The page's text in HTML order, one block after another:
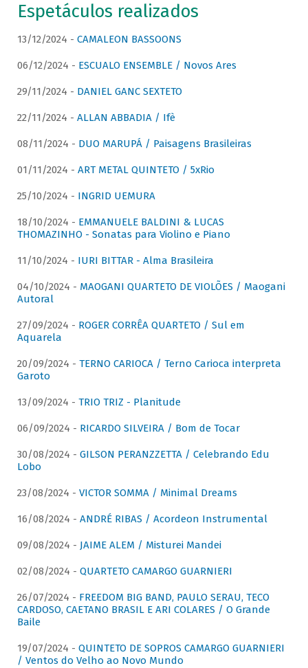
Espetáculos realizados
13/12/2024 - CAMALEON BASSOONS
06/12/2024 - ESCUALO ENSEMBLE / Novos Ares
29/11/2024 - DANIEL GANC SEXTETO
22/11/2024 - ALLAN ABBADIA / Ifè
08/11/2024 - DUO MARUPÁ / Paisagens Brasileiras
01/11/2024 - ART METAL QUINTETO / 5xRio
25/10/2024 - INGRID UEMURA
18/10/2024 - EMMANUELE BALDINI & LUCAS
THOMAZINHO - Sonatas para Violino e Piano
11/10/2024 - IURI BITTAR - Alma Brasileira
04/10/2024 - MAOGANI QUARTETO DE VIOLÕES / Maogani
Autoral
27/09/2024 - ROGER CORRÊA QUARTETO / Sul em
Aquarela
20/09/2024 - TERNO CARIOCA / Terno Carioca interpreta
Garoto
13/09/2024 - TRIO TRIZ - Planitude
06/09/2024 - RICARDO SILVEIRA / Bom de Tocar
30/08/2024 - GILSON PERANZZETTA / Celebrando Edu
Lobo
23/08/2024 - VICTOR SOMMA / Minimal Dreams
16/08/2024 - ANDRÉ RIBAS / Acordeon Instrumental
09/08/2024 - JAIME ALEM / Misturei Mandei
02/08/2024 - QUARTETO CAMARGO GUARNIERI
26/07/2024 - FREEDOM BIG BAND, PAULO SERAU, TECO
CARDOSO, CAETANO BRASIL E ARI COLARES / O Grande
Baile
19/07/2024 - QUINTETO DE SOPROS CAMARGO GUARNIERI
/ Ventos do Velho ao Novo Mundo